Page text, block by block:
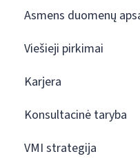
Asmens duomenų
Viešieji pirkimai
Karjera
Konsultacinė taryba
VMI strategija